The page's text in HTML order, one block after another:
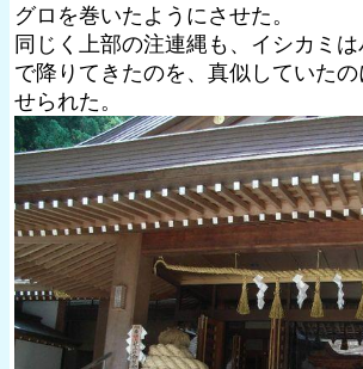
グロを巻いたようにさせた。
同じく上部の注連縄も、イシカミ
で降りてきたのを、真似していた
せられた。